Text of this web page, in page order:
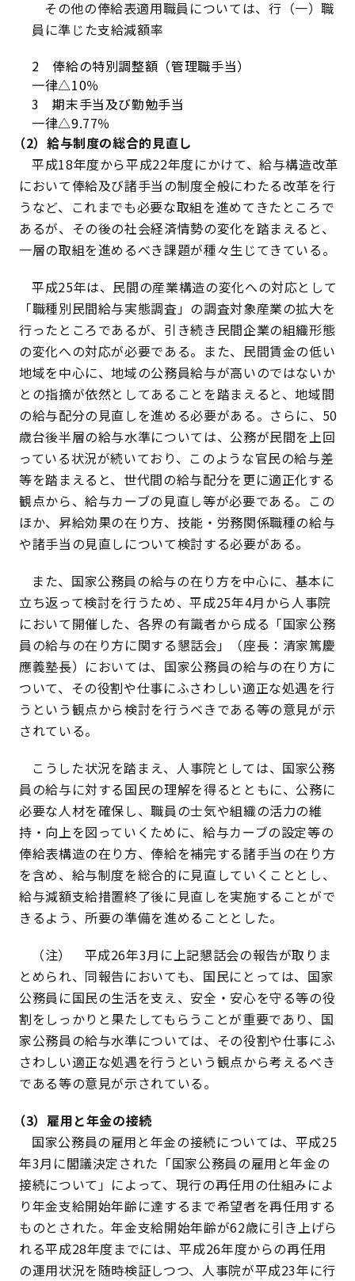
その他の俸給表適用職員については、行（一）職
員に準じた支給減額率
2 俸給の特別調整額（管理職手当）
一律△10％
3 期末手当及び勤勉手当
一律△9.77％
（2）給与制度の総合的見直し
平成18年度から平成22年度にかけて、給与構造改革
において俸給及び諸手当の制度全般にわたる改革を行
うなど、これまでも必要な取組を進めてきたところで
あるが、その後の社会経済情勢の変化を踏まえると、
一層の取組を進めるべき課題が種々生じてきている。
平成25年は、民間の産業構造の変化への対応として
「職種別民間給与実態調査」の調査対象産業の拡大を
行ったところであるが、引き続き民間企業の組織形態
の変化への対応が必要である。また、民間賃金の低い
地域を中心に、地域の公務員給与が高いのではないか
との指摘が依然としてあることを踏まえると、地域間
の給与配分の見直しを進める必要がある。さらに、50
歳台後半層の給与水準については、公務が民間を上回
っている状況が続いており、このような官民の給与差
等を踏まえると、世代間の給与配分を更に適正化する
観点から、給与カーブの見直し等が必要である。この
ほか、昇給効果の在り方、技能・労務関係職種の給与
や諸手当の見直しについて検討する必要がある。
また、国家公務員の給与の在り方を中心に、基本に
立ち返って検討を行うため、平成25年4月から人事院
において開催した、各界の有識者から成る「国家公務
員の給与の在り方に関する懇話会」（座長：清家篤慶
應義塾長）においては、国家公務員の給与の在り方に
ついて、その役割や仕事にふさわしい適正な処遇を行
うという観点から検討を行うべきである等の意見が示
されている。
こうした状況を踏まえ、人事院としては、国家公務
員の給与に対する国民の理解を得るとともに、公務に
必要な人材を確保し、職員の士気や組織の活力の維
持・向上を図っていくために、給与カーブの設定等の
俸給表構造の在り方、俸給を補完する諸手当の在り方
を含め、給与制度を総合的に見直していくこととし、
給与減額支給措置終了後に見直しを実施することがで
きるよう、所要の準備を進めることとした。
（注） 平成26年3月に上記懇話会の報告が取りま
とめられ、同報告においても、国民にとっては、国家
公務員に国民の生活を支え、安全・安心を守る等の役
割をしっかりと果たしてもらうことが重要であり、国
家公務員の給与水準については、その役割や仕事にふ
さわしい適正な処遇を行うという観点から考えるべき
である等の意見が示されている。
（3）雇用と年金の接続
国家公務員の雇用と年金の接続については、平成25
年3月に閣議決定された「国家公務員の雇用と年金の
接続について」によって、現行の再任用の仕組みによ
り年金支給開始年齢に達するまで希望者を再任用する
ものとされた。年金支給開始年齢が62歳に引き上げら
れる平成28年度までには、平成26年度からの再任用
の運用状況を随時検証しつつ、人事院が平成23年に行